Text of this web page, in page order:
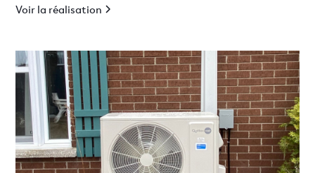
Voir la réalisation